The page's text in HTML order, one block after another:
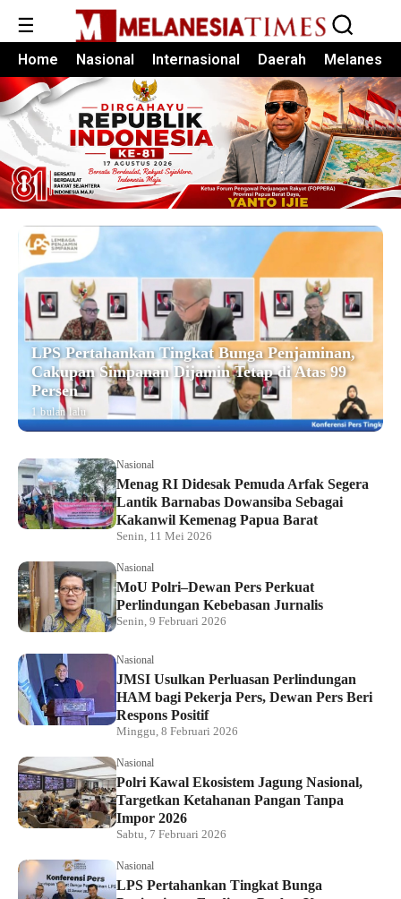
☰
Home Nasional Internasional Daerah Melanesia
LPS Pertahankan Tingkat Bunga Penjaminan,
Cakupan Simpanan Dijamin Tetap di Atas 99
Persen
1 bulan lalu
Nasional
Menag RI Didesak Pemuda Arfak Segera
Lantik Barnabas Dowansiba Sebagai
Kakanwil Kemenag Papua Barat
Senin, 11 Mei 2026
Nasional
MoU Polri–Dewan Pers Perkuat
Perlindungan Kebebasan Jurnalis
Senin, 9 Februari 2026
Nasional
JMSI Usulkan Perluasan Perlindungan
HAM bagi Pekerja Pers, Dewan Pers Beri
Respons Positif
Minggu, 8 Februari 2026
Nasional
Polri Kawal Ekosistem Jagung Nasional,
Targetkan Ketahanan Pangan Tanpa
Impor 2026
Sabtu, 7 Februari 2026
Nasional
LPS Pertahankan Tingkat Bunga